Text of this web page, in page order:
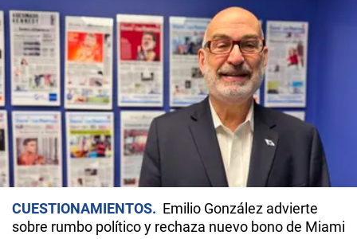
CUESTIONAMIENTOS
Emilio González advierte
sobre rumbo político y rechaza nuevo bono de Miami